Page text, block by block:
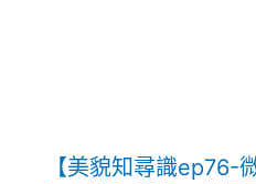
【美貌知尋識ep76-